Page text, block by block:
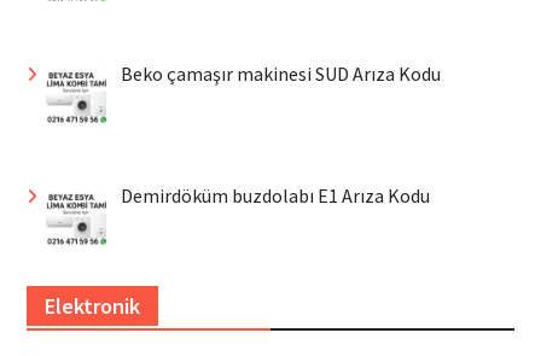
Beko çamaşır makinesi SUD Arıza Kodu
Demirdöküm buzdolabı E1 Arıza Kodu
Elektronik